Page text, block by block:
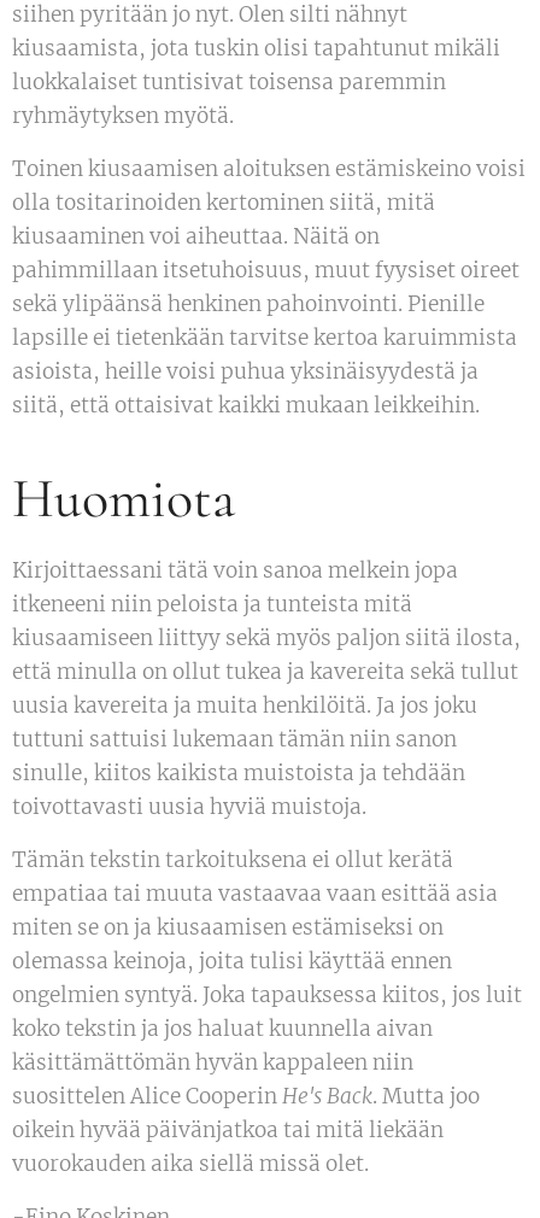
siihen pyritään jo nyt. Olen silti nähnyt
kiusaamista, jota tuskin olisi tapahtunut mikäli
luokkalaiset tuntisivat toisensa paremmin
ryhmäytyksen myötä.
Toinen kiusaamisen aloituksen estämiskeino voisi
olla tositarinoiden kertominen siitä, mitä
kiusaaminen voi aiheuttaa. Näitä on
pahimmillaan itsetuhoisuus, muut fyysiset oireet
sekä ylipäänsä henkinen pahoinvointi. Pienille
lapsille ei tietenkään tarvitse kertoa karuimmista
asioista, heille voisi puhua yksinäisyydestä ja
siitä, että ottaisivat kaikki mukaan leikkeihin.
Huomiota
Kirjoittaessani tätä voin sanoa melkein jopa
itkeneeni niin peloista ja tunteista mitä
kiusaamiseen liittyy sekä myös paljon siitä ilosta,
että minulla on ollut tukea ja kavereita sekä tullut
uusia kavereita ja muita henkilöitä. Ja jos joku
tuttuni sattuisi lukemaan tämän niin sanon
sinulle, kiitos kaikista muistoista ja tehdään
toivottavasti uusia hyviä muistoja.
Tämän tekstin tarkoituksena ei ollut kerätä
empatiaa tai muuta vastaavaa vaan esittää asia
miten se on ja kiusaamisen estämiseksi on
olemassa keinoja, joita tulisi käyttää ennen
ongelmien syntyä. Joka tapauksessa kiitos, jos luit
koko tekstin ja jos haluat kuunnella aivan
käsittämättömän hyvän kappaleen niin
suosittelen Alice CooperinHe's Back. Mutta joo
oikein hyvää päivänjatkoa tai mitä liekään
vuorokauden aika siellä missä olet.